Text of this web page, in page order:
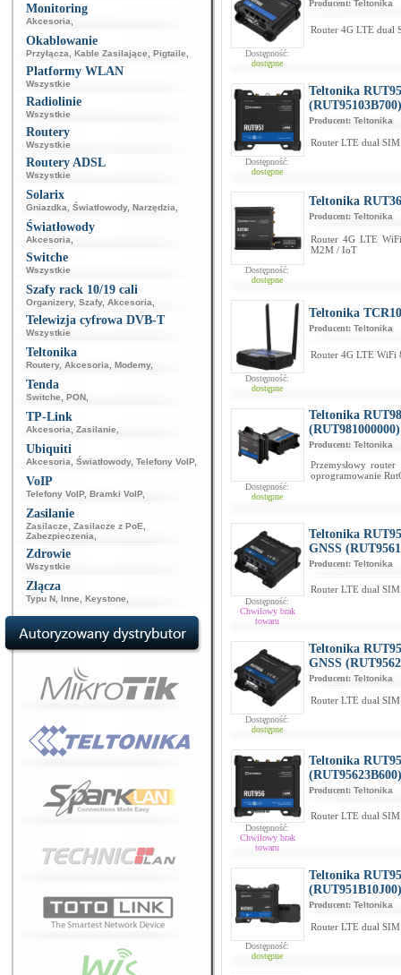
Monitoring
Akcesoria
Okablowanie
Przyłącza Kable Zasilające Pigtaile
Platformy WLAN
Wszystkie
Radiolinie
Wszystkie
Routery
Wszystkie
Routery ADSL
Wszystkie
Solarix
Gniazdka Światłowody, Narzędzia
Światłowody
Akcesoria
Switche
Wszystkie
Szafy rack 10/19 cali
Organizery, Szafy, Akcesoria
Telewizja cyfrowa DVB-T
Wszystkie
Teltonika
Routery, Akcesoria Modemy,
Tenda
Switche PON
TP-Link
Akcesoria Zasilanie
Ubiquiti
Akcesoria Światłowody, Telefony VoIP,
VoIP
Telefony VoIP, Bramki VoIP,
Zasilanie
Zasilacze Zasilacze z PoE
Zabezpieczenia
Zdrowie
Wszystkie
Złącza
Typu N Inne Keystone
Dostępność:
dostępne
Producent: Teltonika
Router 4G LTE dual
Dostępność:
dostępne
Teltonika
(RUT95103B700)
Producent: Teltonika
Router LTE dual
Dostępność:
dostępne
Teltonika
Producent: Teltonika
Router 4G LTE
M2M / IoT
Dostępność:
dostępne
Teltonika
Producent: Teltonika
Router 4G LTE WiFi
Dostępność:
dostępne
Teltonika
(RUT981000000)
Producent: Teltonika
Przemysłowy
oprogramowanie
Dostępność:
Chwilowy brak
towaru
Teltonika
GNSS
Producent: Teltonika
Router LTE dual SIM
Dostępność:
dostępne
Teltonika
GNSS
Producent: Teltonika
Router LTE dual SIM
Dostępność:
Chwilowy brak
towaru
Teltonika
(RUT95623B600)
Producent: Teltonika
Router LTE dual
Dostępność:
dostępne
Teltonika
(RUT951B10J00)
Producent: Teltonika
Router LTE dual